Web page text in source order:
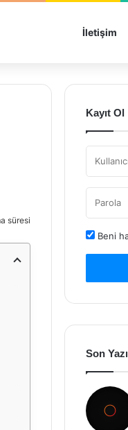
İletişim
süresi
Kayıt Ol
Beni
Son